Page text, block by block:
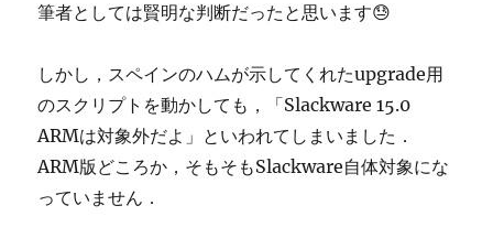
筆者としては賢明な判断だったと思います😓
しかし，スペインのハムが示してくれたupgrade用
のスクリプトを動かしても，「Slackware 15.0
ARMは対象外だよ」といわれてしまいました．
ARM版どころか，そもそもSlackware自体対象にな
っていません．